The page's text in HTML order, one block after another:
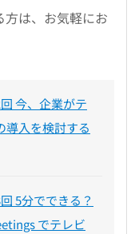
は、お気軽にお
今、企業がテ
導入を検討する
5分でできる？
でテレビ